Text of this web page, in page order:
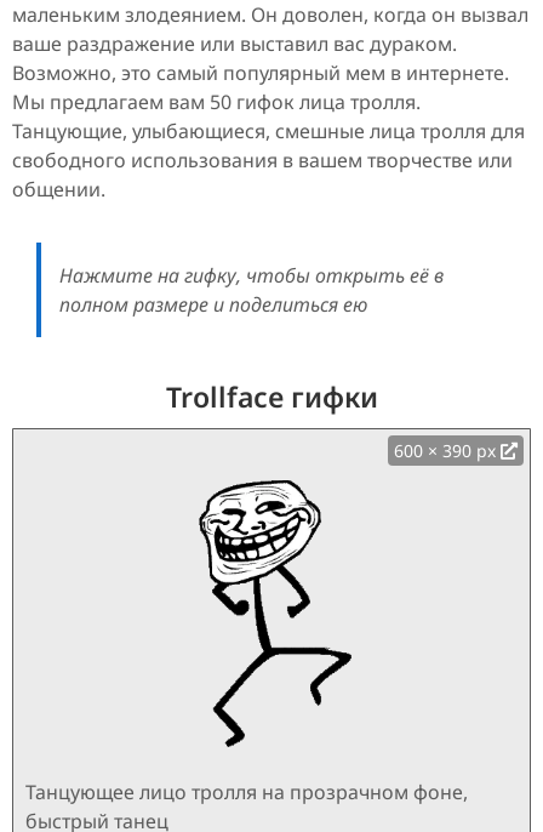
маленьким злодеянием. Он доволен, когда он вызвал
ваше раздражение или выставил вас дураком.
Возможно, это самый популярный мем в интернете.
Мы предлагаем вам 50 гифок лица тролля.
Танцующие, улыбающиеся, смешные лица тролля для
свободного использования в вашем творчестве или
общении.
Нажмите на гифку, чтобы открыть её в
полном размере и поделиться ею
Trollface гифки
600 × 390 px
Танцующее лицо тролля на прозрачном фоне,
быстрый танец